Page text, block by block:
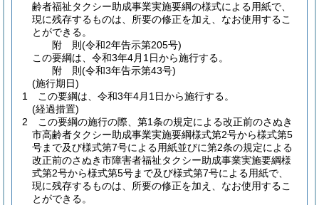
齢者福祉タクシー助成事業実施要綱の様式による用紙で、
現に残存するものは、所要の修正を加え、なお使用するこ
とができる。
附 則(令和2年告示第205号)
この要綱は、令和3年4月1日から施行する。
附 則(令和3年告示第43号)
(施行期日)
1
この要綱は、令和3年4月1日から施行する。
(経過措置)
2
この要綱の施行の際、第1条の規定による改正前のさぬき
市高齢者タクシー助成事業実施要綱様式第2号から様式第5
号まで及び様式第7号による用紙並びに第2条の規定による
改正前のさぬき市障害者福祉タクシー助成事業実施要綱様
式第2号から様式第5号まで及び様式第7号による用紙で、
現に残存するものは、所要の修正を加え、なお使用するこ
とができる。